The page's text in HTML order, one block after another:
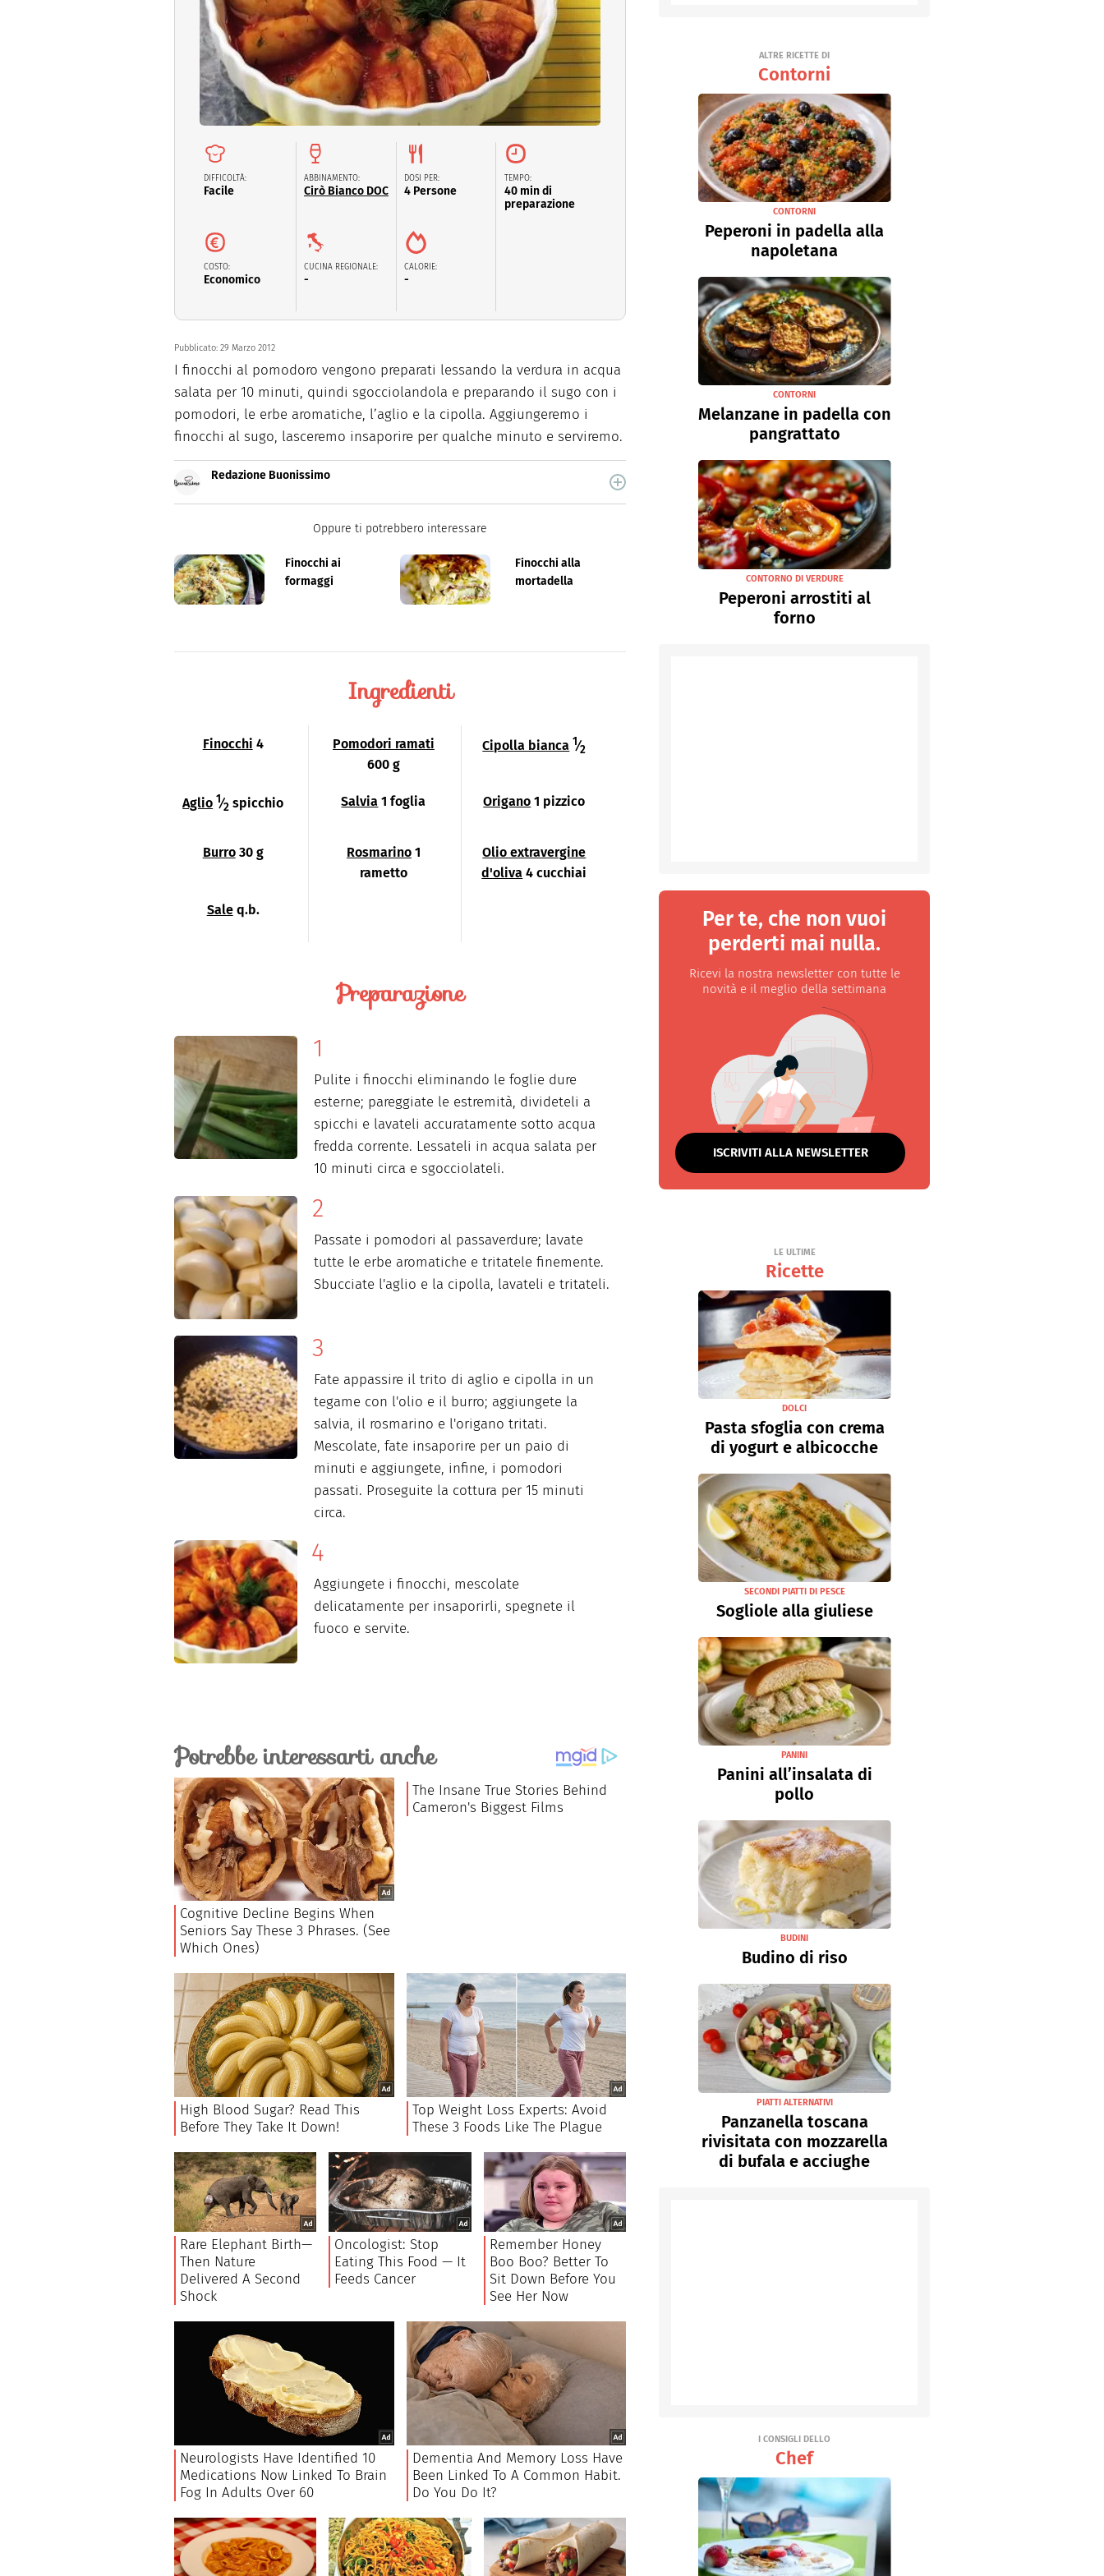
Dolci Pasqua
San Valentino
DIFFICOLTÀ:
Facile
ABBINAMENTO:
Cirò Bianco DOC
COSTO:
Economico
CUCINA REGIONALE:
-
DOSI PER:
4 Persone
CALORIE:
-
TEMPO:
40 min di
preparazione
Pubblicato: 29 Marzo 2012
I finocchi al pomodoro vengono preparati lessando la verdura in acqua
salata per 10 minuti, quindi sgocciolandola e preparando il sugo con i
pomodori, le erbe aromatiche, l’aglio e la cipolla. Aggiungeremo i
finocchi al sugo, lasceremo insaporire per qualche minuto e serviremo.
Redazione Buonissimo
Buonissimo è il magazine di cucina di Italiaonline nel quale trovi idee veloci,
facili e spiegate passo passo.
Oppure ti potrebbero interessare
Finocchi ai
formaggi
Finocchi alla
mortadella
Ingredienti
Finocchi 4
Pomodori ramati
600 g
Cipolla bianca 1⁄2
Aglio 1⁄2 spicchio Salvia 1 foglia Origano 1 pizzico
Burro 30 g Rosmarino 1
rametto
Olio extravergine
d'oliva 4 cucchiai
Sale q.b.
Preparazione
Pulite i finocchi eliminando le foglie dure
esterne; pareggiate le estremità, divideteli a
spicchi e lavateli accuratamente sotto acqua
fredda corrente. Lessateli in acqua salata per
10 minuti circa e sgocciolateli.
Passate i pomodori al passaverdure; lavate
tutte le erbe aromatiche e tritatele finemente.
Sbucciate l'aglio e la cipolla, lavateli e tritateli.
Fate appassire il trito di aglio e cipolla in un
tegame con l'olio e il burro; aggiungete la
salvia, il rosmarino e l'origano tritati.
Mescolate, fate insaporire per un paio di
minuti e aggiungete, infine, i pomodori
passati. Proseguite la cottura per 15 minuti
circa.
Aggiungete i finocchi, mescolate
delicatamente per insaporirli, spegnete il
fuoco e servite.
ALTRE RICETTE DI
Contorni
CONTORNI
Peperoni in padella alla
napoletana
CONTORNI
Melanzane in padella con
pangrattato
CONTORNO DI VERDURE
Peperoni arrostiti al
forno
Per te, che non vuoi
perderti mai nulla.
Ricevi la nostra newsletter con tutte le
novità e il meglio della settimana
ISCRIVITI ALLA NEWSLETTER
LE ULTIME
Ricette
DOLCI
Pasta sfoglia con crema
di yogurt e albicocche
SECONDI PIATTI DI PESCE
Sogliole alla giuliese
PANINI
Panini all’insalata di
pollo
BUDINI
Budino di riso
PIATTI ALTERNATIVI
Panzanella toscana
rivisitata con mozzarella
di bufala e acciughe
I CONSIGLI DELLO
Chef